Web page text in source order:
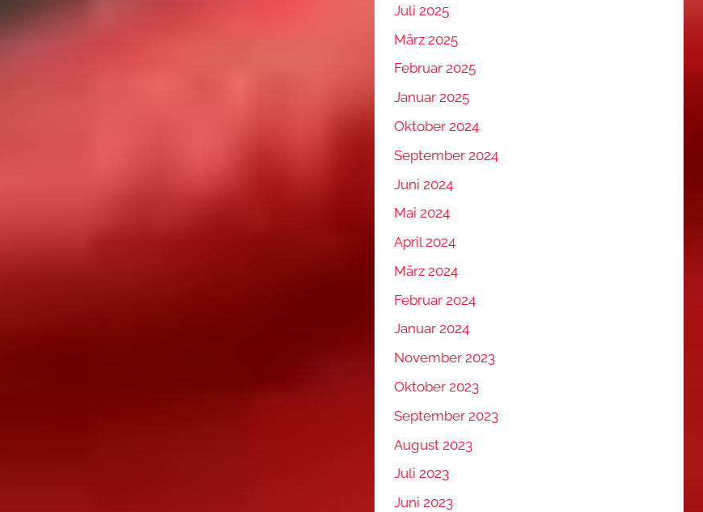
Juli 2025
März 2025
Februar 2025
Januar 2025
Oktober 2024
September 2024
Juni 2024
Mai 2024
April 2024
März 2024
Februar 2024
Januar 2024
November 2023
Oktober 2023
September 2023
August 2023
Juli 2023
Juni 2023